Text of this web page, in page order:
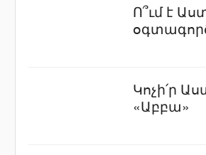
Ո՞ւմ է
Կոչի՛ր
«Աբբա»